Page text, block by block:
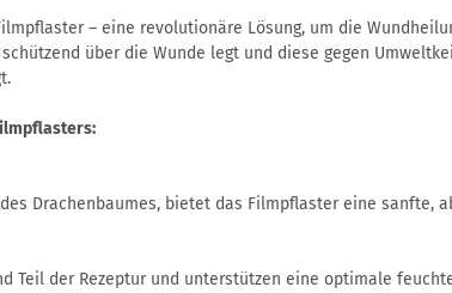
– eine revolutionäre Lösung, um die
über die Wunde legt und diese gegen
Drachenbaumes, bietet das Filmpflaster eine
Teil der Rezeptur und unterstützen eine optimale